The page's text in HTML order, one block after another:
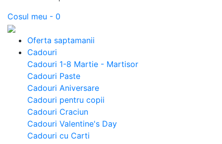
Cosul meu - 0
Oferta saptamanii
Cadouri
Cadouri 1-8 Martie - Martisor
Cadouri Paste
Cadouri Aniversare
Cadouri pentru copii
Cadouri Craciun
Cadouri Valentine's Day
Cadouri cu Carti